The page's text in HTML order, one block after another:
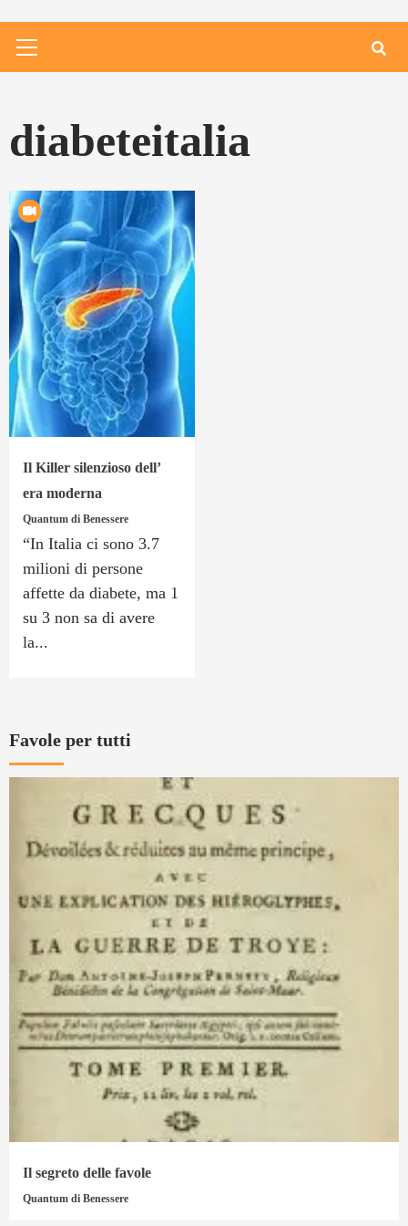
Menu
diabeteitalia
Il Killer silenzioso dell’
era moderna
Quantum di Benessere
“In Italia ci sono 3.7
milioni di persone
affette da diabete, ma 1
su 3 non sa di avere
la...
Favole per tutti
Il segreto delle favole
Quantum di Benessere